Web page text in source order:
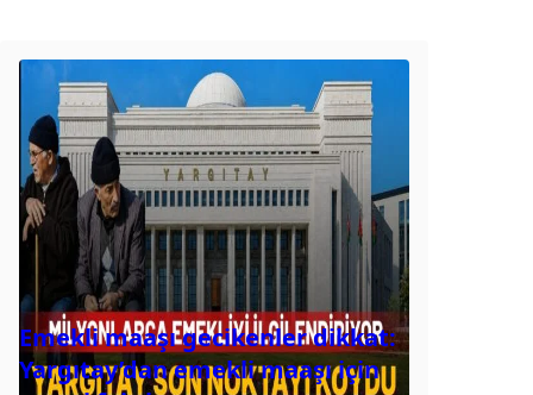
Emekli maaşı gecikenler dikkat:
Yargıtay’dan emekli maaşı için